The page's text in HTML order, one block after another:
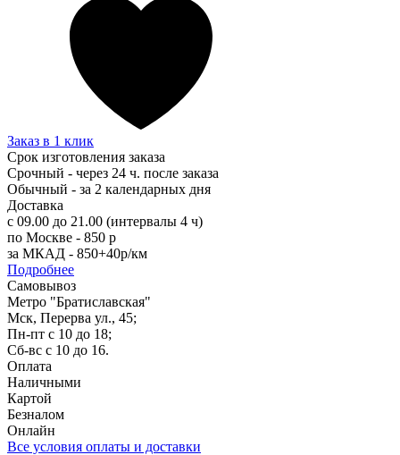
Заказ в 1 клик
Срок изготовления заказа
Срочный - через 24 ч. после заказа
Обычный - за 2 календарных дня
Доставка
с 09.00 до 21.00 (интервалы 4 ч)
по Москве - 850 р
за МКАД - 850+40р/км
Подробнее
Самовывоз
Метро "Братиславская"
Мск, Перерва ул., 45;
Пн-пт с 10 до 18;
Сб-вс с 10 до 16.
Оплата
Наличными
Картой
Безналом
Онлайн
Все условия оплаты и доставки